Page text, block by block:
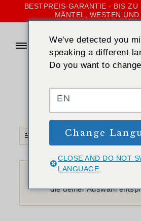
BESTPREIS-GARANTIE - BIS ZU
MÄNTEL, WESTEN UND
die deiner Auswahl
We've detected you
speaking a different
Do you want to
EN
Change
CLOSE AND DO NOT
LANGUAGE